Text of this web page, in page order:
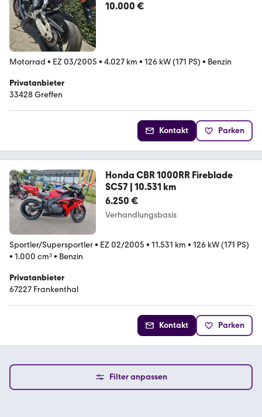
10.000 €
Motorrad • EZ 03/2005 • 4.027 km • 126 kW (171 PS) • Benzin
Privatanbieter
33428 Greffen
Kontakt Parken
Honda CBR 1000RR Fireblade
SC57 | 10.531 km
6.250 €
Verhandlungsbasis
Sportler/Supersportler• EZ 02/2005 • 11.531 km • 126 kW (171 PS)
• 1.000 cm³• Benzin
Privatanbieter
67227 Frankenthal
Kontakt Parken
Filter anpassen